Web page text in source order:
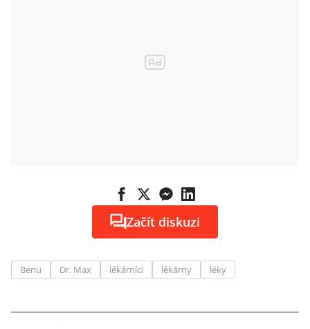
Začít diskuzi
Benu Dr. Max lékárníci lékárny léky